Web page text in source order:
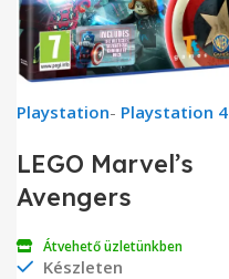
Playstation- Playstation 4
LEGO Marvel’s
Avengers
Átvehető üzletünkben
Készleten